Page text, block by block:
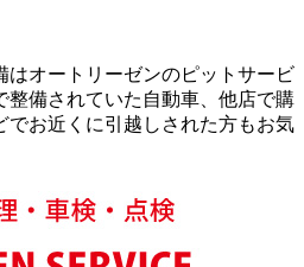
はオートリーゼンのピットサービ
整備されていた自動車、他店で購
でお近くに引越しされた方もお気